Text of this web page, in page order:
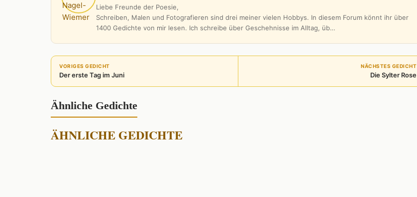
Liebe Freunde der Poesie,
Schreiben, Malen und Fotografieren sind drei meiner vielen Hobbys. In diesem Forum könnt ihr über
1400 Gedichte von mir lesen. Ich schreibe über Geschehnisse im Alltag, üb…
VORIGES GEDICHT
Der erste Tag im Juni
NÄCHSTES GEDICHT
Die Sylter Rose
Ähnliche Gedichte
ÄHNLICHE GEDICHTE